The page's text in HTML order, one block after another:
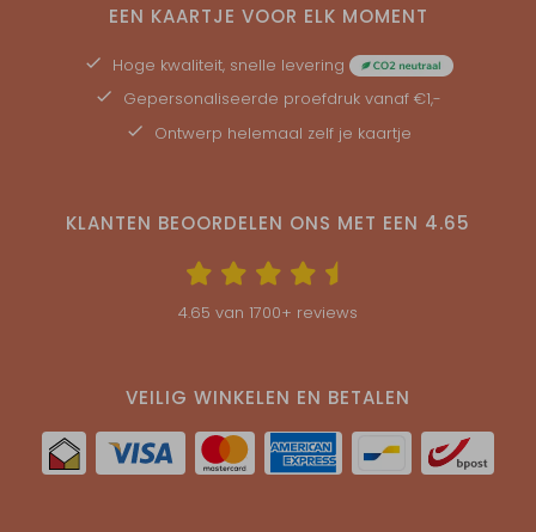
EEN KAARTJE VOOR ELK MOMENT
Hoge kwaliteit, snelle levering
Gepersonaliseerde proefdruk vanaf €1,-
Ontwerp helemaal zelf je kaartje
KLANTEN BEOORDELEN ONS MET EEN 4.65
4.65 van 1700+ reviews
VEILIG WINKELEN EN BETALEN